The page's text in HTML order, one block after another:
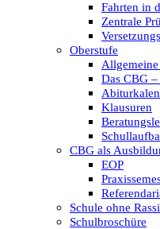
Fahrten in
Zentrale
Oberstufe
Das CBG
Klausuren
CBG als
EOP
Schule ohne
Schulbroschüre